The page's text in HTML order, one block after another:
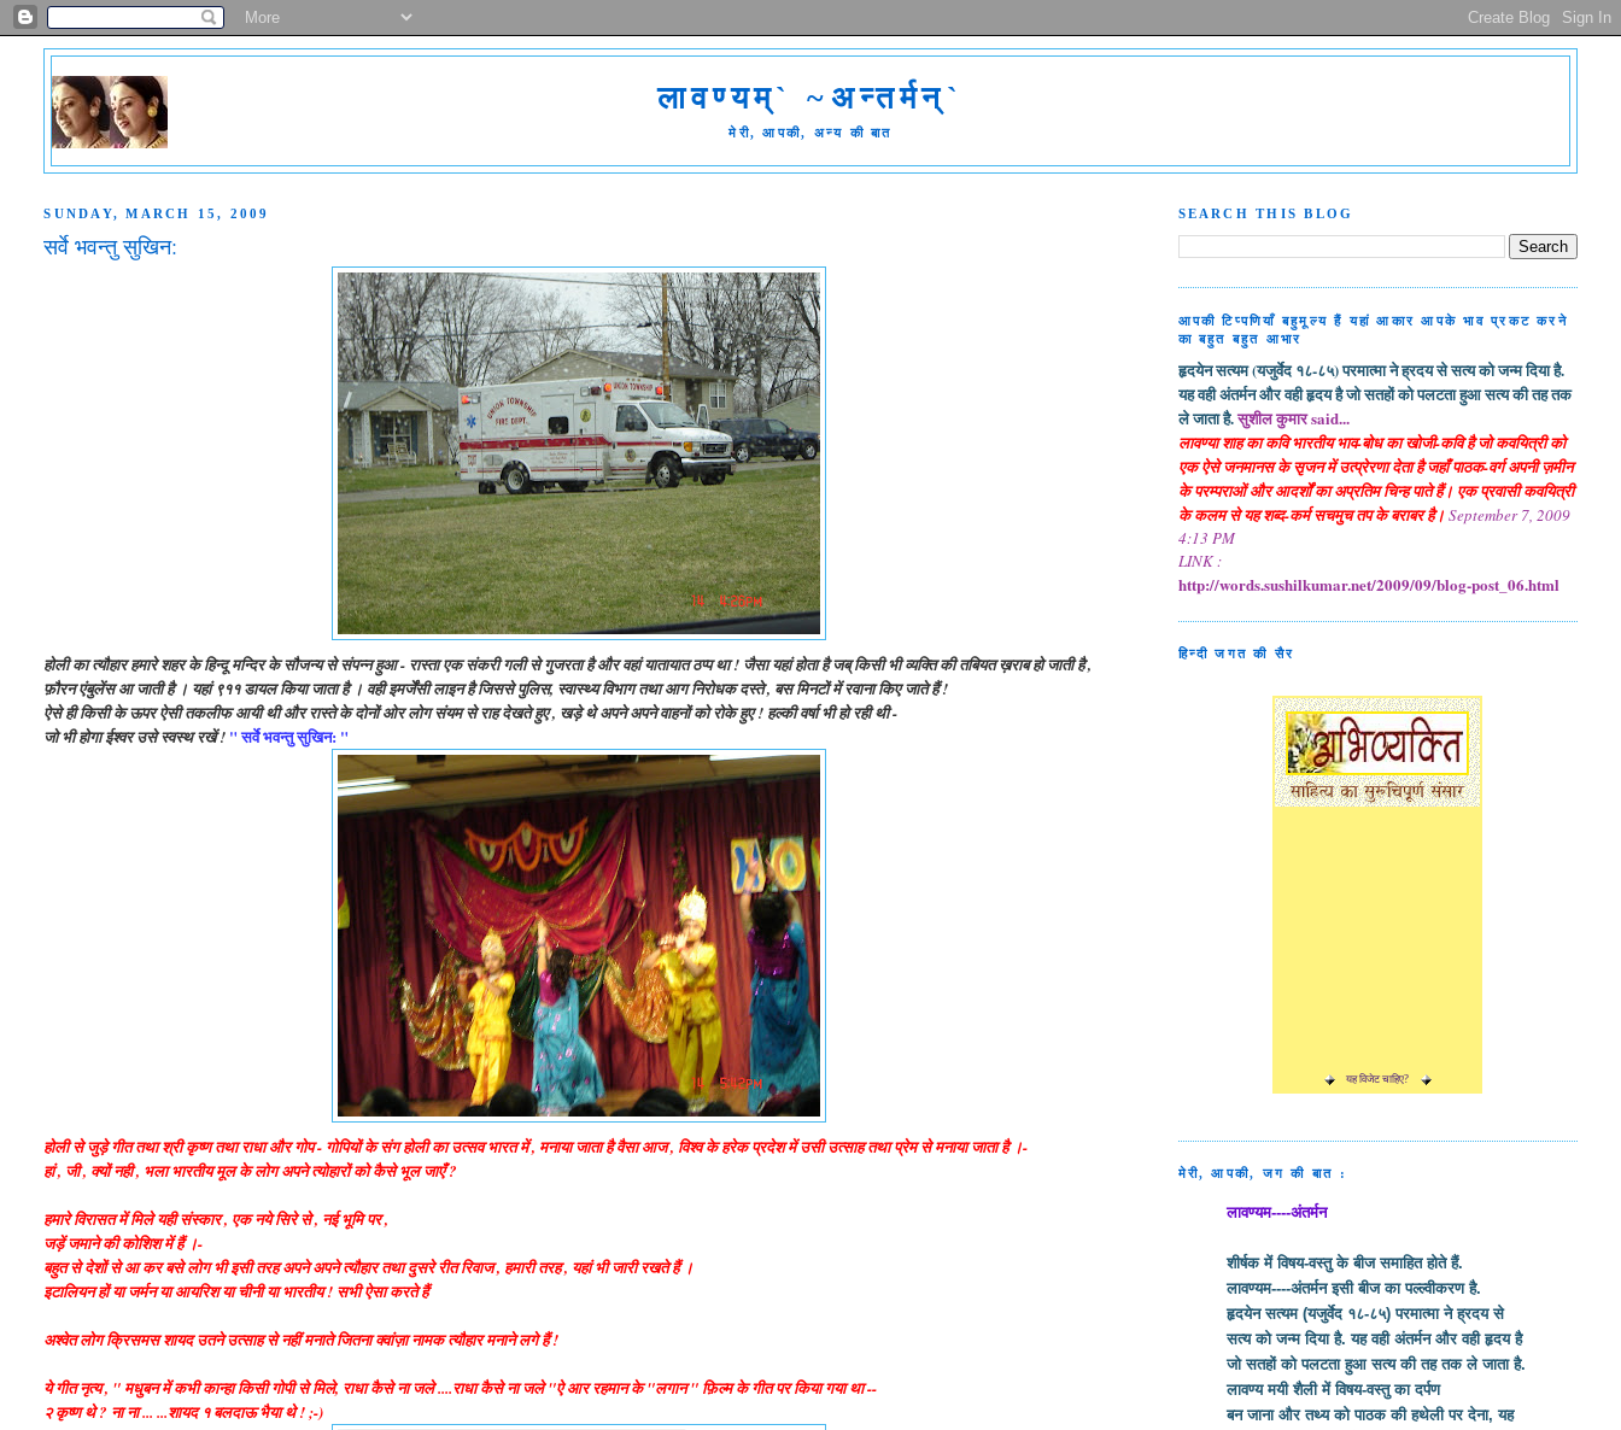
लावण्यम्` ~अन्तर्मन्`
मेरी, आपकी, अन्य की बात
SUNDAY, MARCH 15, 2009
सर्वे भवन्तु सुखिन:
होली का त्यौहार हमारे शहर के हिन्दू मन्दिर के सौजन्य से संपन्न हुआ - रास्ता एक संकरी गली से गुजरता है और वहां यातायात ठप्प था ! जैसा यहां होता है जब् किसी भी व्यक्ति की तबियत ख़राब हो जाती है ,
फ़ौरन एंबुलेंस आ जाती है । यहां ९११ डायल किया जाता है । वही इमर्जेंसी लाइन है जिससे पुलिस, स्वास्थ्य विभाग तथा आग निरोधक दस्ते , बस मिनटों में रवाना किए जाते हैं !
ऐसे ही किसी के ऊपर ऐसी तकलीफ आयी थी और रास्ते के दोनों ओर लोग संयम से राह देखते हुए , खड़े थे अपने अपने वाहनों को रोके हुए ! हल्की वर्षा भी हो रही थी -
जो भी होगा ईश्वर उसे स्वस्थ रखें ! " सर्वे भवन्तु सुखिन: "
होली से जुड़े गीत तथा श्री कृष्ण तथा राधा और गोप - गोपियों के संग होली का उत्सव भारत में , मनाया जाता है वैसा आज , विश्व के हरेक प्रदेश में उसी उत्साह तथा प्रेम से मनाया जाता है ।-
हां , जी , क्यों नही , भला भारतीय मूल के लोग अपने त्योहारों को कैसे भूल जाएँ ?
हमारे विरासत में मिले यही संस्कार , एक नये सिरे से , नई भूमि पर ,
जड़ें जमाने की कोशिश में हैं ।-
बहुत से देशों से आ कर बसे लोग भी इसी तरह अपने अपने त्यौहार तथा दुसरे रीत रिवाज , हमारी तरह , यहां भी जारी रखते हैं ।
इटालियन हों या जर्मन या आयरिश या चीनी या भारतीय ! सभी ऐसा करते हैं
अश्वेत लोग क्रिसमस शायद उतने उत्साह से नहीं मनाते जितना क्वांज़ा नामक त्यौहार मनाने लगे हैं !
ये गीत नृत्य , " मधुबन में कभी कान्हा किसी गोपी से मिले, राधा कैसे ना जले ....राधा कैसे ना जले "ऐ आर रहमान के "लगान " फ़िल्म के गीत पर किया गया था --
२ कृष्ण थे ? ना ना ... ...शायद १ बलदाऊ भैया थे ! ;-)
SEARCH THIS BLOG
आपकी टिप्पणियाँ बहुमूल्य हैं यहां आकार आपके भाव प्रकट करने
का बहुत बहुत आभार
हृदयेन सत्यम (यजुर्वेद १८-८५) परमात्मा ने ह्रदय से सत्य को जन्म दिया है.
यह वही अंतर्मन और वही हृदय है जो सतहों को पलटता हुआ सत्य की तह तक
ले जाता है.सुशील कुमार said...
लावण्या शाह का कवि भारतीय भाव-बोध का खोजी-कवि है जो कवयित्री को
एक ऐसे जनमानस के सृजन में उत्प्रेरणा देता है जहाँ पाठक-वर्ग अपनी ज़मीन
के परम्पराओं और आदर्शों का अप्रतिम चिन्ह पाते हैं। एक प्रवासी कवयित्री
के कलम से यह शब्द-कर्म सचमुच तप के बराबर है। September 7, 2009
4:13 PM
LINK :
http://words.sushilkumar.net/2009/09/blog-post_06.html
हिन्दी जगत की सैर
यह विजेट चाहिए?
मेरी, आपकी, जग की बात :
लावण्यम----अंतर्मन
शीर्षक में विषय-वस्तु के बीज समाहित होते हैं.
लावण्यम----अंतर्मन इसी बीज का पल्ल्वीकरण है.
हृदयेन सत्यम (यजुर्वेद १८-८५) परमात्मा ने ह्रदय से
सत्य को जन्म दिया है. यह वही अंतर्मन और वही हृदय है
जो सतहों को पलटता हुआ सत्य की तह तक ले जाता है.
लावण्य मयी शैली में विषय-वस्तु का दर्पण
बन जाना और तथ्य को पाठक की हथेली पर देना, यह